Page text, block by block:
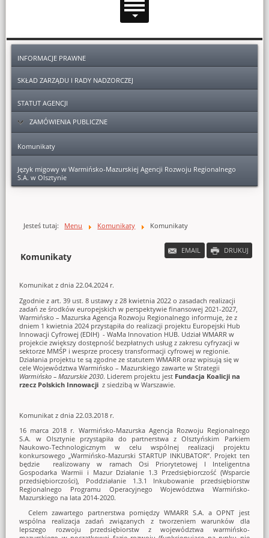
Dodatkowe zasoby (lewa kolumna)
INFORMACJE PRAWNE
SKŁAD ZARZĄDU I RADY NADZORCZEJ
STATUT AGENCJI
ZAMÓWIENIA PUBLICZNE
Archiwum
Komunikaty
Język migowy w Warmińsko-Mazurskiej Agencji Rozwoju Regionalnego
S.A. w Olsztynie
Jesteś tutaj: Menu Komunikaty Komunikaty
EMAIL DRUKUJ
Komunikaty
Komunikat z dnia 22.04.2024 r.
Zgodnie z art. 39 ust. 8 ustawy z 28 kwietnia 2022 o zasadach realizacji
zadań ze środków europejskich w perspektywie finansowej 2021-2027,
Warmińsko – Mazurska Agencja Rozwoju Regionalnego informuje, że z
dniem 1 kwietnia 2024 przystąpiła do realizacji projektu Europejski Hub
Innowacji Cyfrowej (EDIH) - WaMa Innovation HUB. Udział WMARR w
projekcie zwiększy dostępność bezpłatnych usług z zakresu cyfryzacji w
sektorze MMŚP i wesprze procesy transformacji cyfrowej w regionie.
Działania projektu te są zgodne ze statutem WMARR oraz wpisują się w
cele Województwa Warmińsko – Mazurskiego zawarte w Strategii
Warmińsko – Mazurskie 2030. Liderem projektu jest Fundacja Koalicji na
rzecz Polskich Innowacji z siedzibą w Warszawie.
Komunikat z dnia 22.03.2018 r.
16 marca 2018 r. Warmińsko-Mazurska Agencja Rozwoju Regionalnego
S.A. w Olsztynie przystąpiła do partnerstwa z Olsztyńskim Parkiem
Naukowo-Technologicznym w celu wspólnej realizacji projektu
konkursowego „Warmińsko-Mazurski STARTUP INKUBATOR”. Projekt ten
będzie realizowany w ramach Osi Priorytetowej I Inteligentna
Gospodarka Warmii i Mazur Działanie 1.3 Przedsiębiorczość (Wsparcie
przedsiębiorczości), Poddziałanie 1.3.1 Inkubowanie przedsiębiorstw
Regionalnego Programu Operacyjnego Województwa Warmińsko-
Mazurskiego na lata 2014-2020.
Celem zawartego partnerstwa pomiędzy WMARR S.A. a OPNT jest
wspólna realizacja zadań związanych z tworzeniem warunków dla
lepszego rozwoju przedsiębiorstw z województwa warmińsko-